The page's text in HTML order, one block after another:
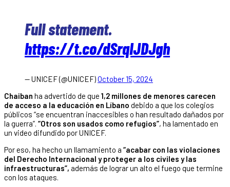
Full statement.
https://t.co/dSrqIJDJgh
— UNICEF (@UNICEF)October 15, 2024
Chaiban ha advertido de que 1,2 millones de menores carecen
de acceso a la educación en Líbano debido a que los colegios
públicos “se encuentran inaccesibles o han resultado dañados por
la guerra”. “Otros son usados como refugios”, ha lamentado en
un video difundido por UNICEF.
Por eso, ha hecho un llamamiento a “acabar con las violaciones
del Derecho Internacional y proteger a los civiles y las
infraestructuras”, además de lograr un alto el fuego que termine
con los ataques.